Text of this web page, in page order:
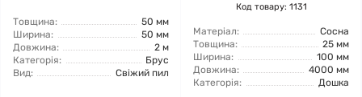
Товщина:
50 мм
Ширина:
50 мм
Довжина:
2 м
Категорія:
Брус
Вид:
Свіжий пил
Код товару: 1131
Матеріал:
Сосна
Товщина:
25 мм
Ширина:
100 мм
Довжина:
4000 мм
Категорія:
Дошка